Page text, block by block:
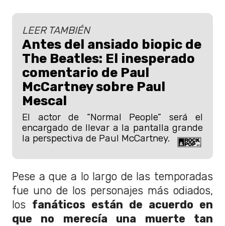
LEER TAMBIÉN
Antes del ansiado biopic de
The Beatles: El inesperado
comentario de Paul
McCartney sobre Paul
Mescal
El actor de “Normal People” será el
encargado de llevar a la pantalla grande
la perspectiva de Paul McCartney.
Pese a que a lo largo de las temporadas
fue uno de los personajes más odiados,
los fanáticos están de acuerdo en
que no merecía una muerte tan